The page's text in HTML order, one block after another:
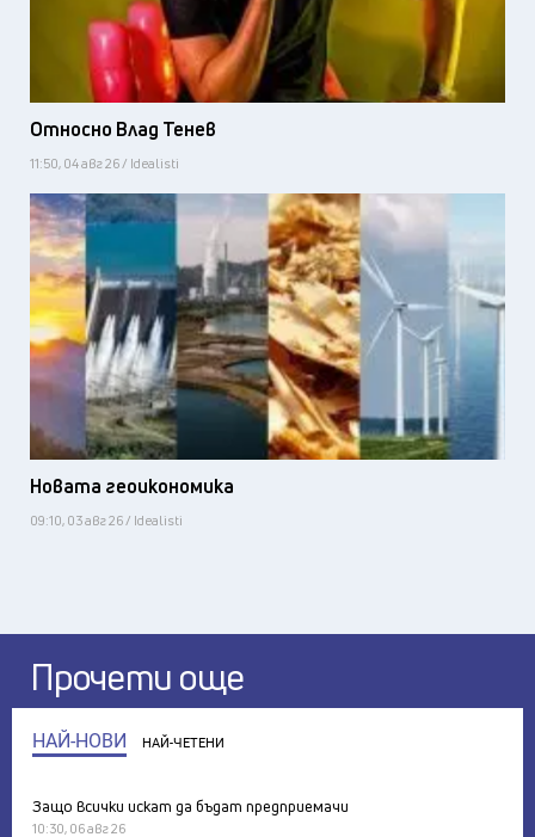
Относно Влад Тенев
11:50, 04 авг 26 / Idealisti
Новата геоикономика
09:10, 03 авг 26 / Idealisti
Прочети още
НАЙ-НОВИ НАЙ-ЧЕТЕНИ
Защо всички искат да бъдат предприемачи
10:30, 06 авг 26